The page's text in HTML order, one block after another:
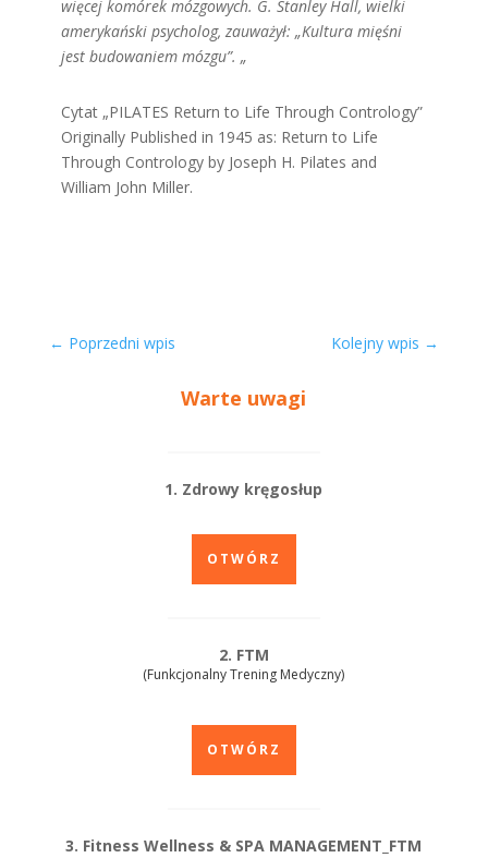
więcej komórek mózgowych. G. Stanley Hall, wielki
amerykański psycholog, zauważył: „Kultura mięśni
jest budowaniem mózgu”. „
Cytat „PILATES Return to Life Through Contrology”
Originally Published in 1945 as: Return to Life
Through Contrology by Joseph H. Pilates and
William John Miller.
← Poprzedni wpis Kolejny wpis →
Warte uwagi
1. Zdrowy kręgosłup
OTWÓRZ
2. FTM
(Funkcjonalny Trening Medyczny)
OTWÓRZ
3. Fitness Wellness & SPA MANAGEMENT_FTM